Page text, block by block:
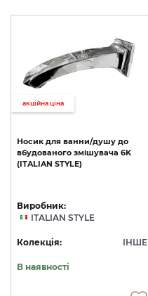
акційна ціна
Носик для ванни/душу до
вбудованого змішувача 6K
(ITALIAN STYLE)
Виробник:
ITALIAN STYLE
Колекція: ІНШЕ
В наявності